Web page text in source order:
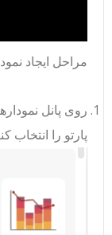
مراحل ایجاد
روی پانل
پارتو را انتخاب کنید